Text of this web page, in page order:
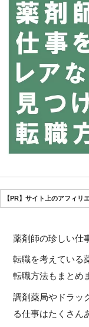
【PR】サイト上のアフィリ
薬剤師の珍しい仕
転職を考えている
転職方法もまとめ
調剤薬局やドラッ
る仕事はたくさん